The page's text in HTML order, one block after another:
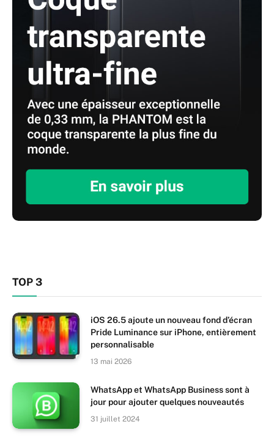
TOP 3
iOS 26.5 ajoute un nouveau fond d’écran
Pride Luminance sur iPhone, entièrement
personnalisable
13 mai 2026
WhatsApp et WhatsApp Business sont à
jour pour ajouter quelques nouveautés
31 juillet 2024